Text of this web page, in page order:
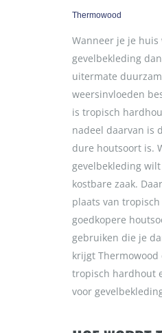
Thermowood
Wanneer je je
gevelbekleding
uitermate
weersinvloeden
is tropisch
nadeel daarvan is
dure houtsoort is.
gevelbekleding
kostbare zaak.
plaats van
goedkopere
gebruiken die je
krijgt
tropisch hardhout
voor